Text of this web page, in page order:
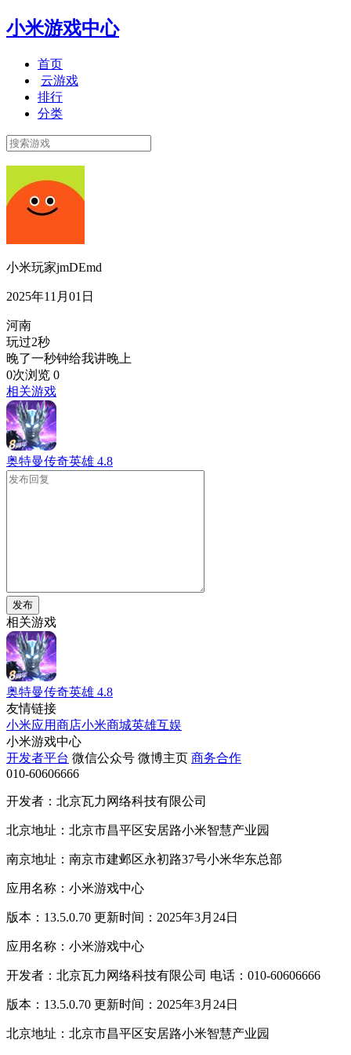
小米游戏中心
首页
云游戏
排行
分类
小米玩家jmDEmd
2025年11月01日
河南
玩过2秒
晚了一秒钟给我讲晚上
0次浏览 0
相关游戏
奥特曼传奇英雄 4.8
发布
相关游戏
奥特曼传奇英雄 4.8
友情链接
小米应用商店小米商城英雄互娱
小米游戏中心
开发者平台 微信公众号 微博主页 商务合作
010-60606666
开发者：北京瓦力网络科技有限公司
北京地址：北京市昌平区安居路小米智慧产业园
南京地址：南京市建邺区永初路37号小米华东总部
应用名称：小米游戏中心
版本：13.5.0.70 更新时间：2025年3月24日
应用名称：小米游戏中心
开发者：北京瓦力网络科技有限公司 电话：010-60606666
版本：13.5.0.70 更新时间：2025年3月24日
北京地址：北京市昌平区安居路小米智慧产业园